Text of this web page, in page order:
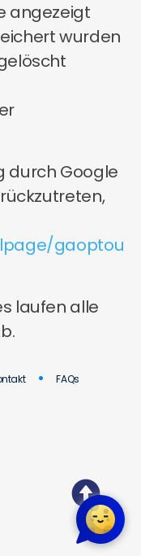
angezeigt
wurden
durch Google
gaoptou
laufen alle
FAQs